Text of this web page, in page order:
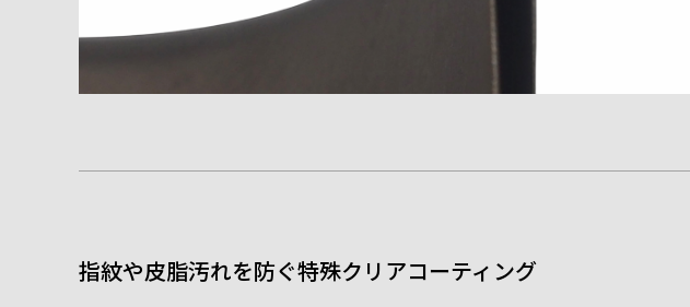
指紋や皮脂汚れを防ぐ特殊クリアコーティング